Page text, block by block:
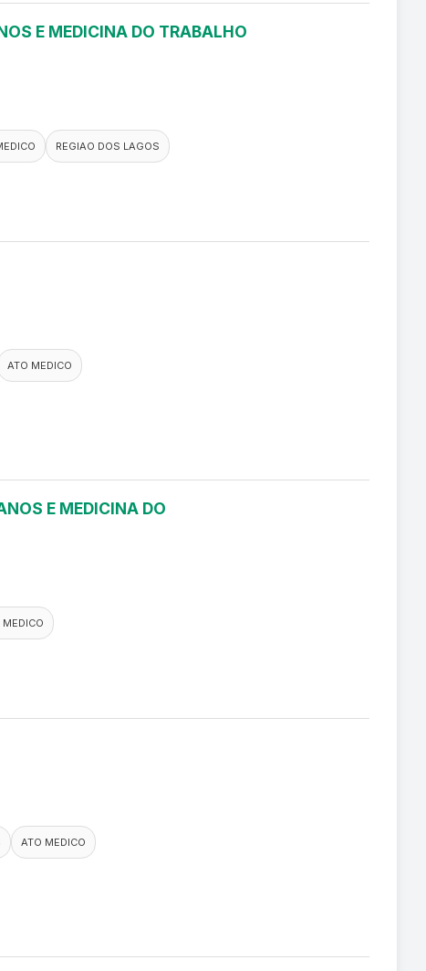
E MEDICINA DO TRABALHO
REGIAO DOS LAGOS
ATO MEDICO
E MEDICINA DO
MEDICO
ATO MEDICO